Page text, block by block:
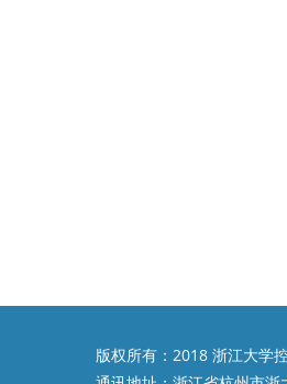
版权所有：2018 浙江大学